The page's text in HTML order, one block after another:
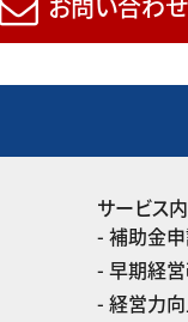
サービス
補助金
早期経
経営力